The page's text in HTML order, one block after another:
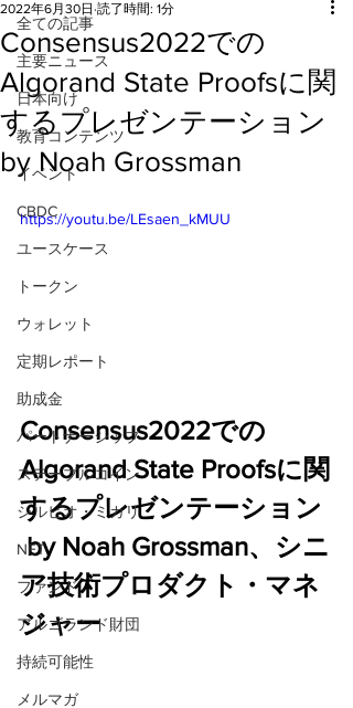
全ての記事
主要ニュース
日本向け
教育コンテンツ
イベント
CBDC
ユースケース
トークン
ウォレット
定期レポート
助成金
パートナーシップ
ステーブルコイン
シルビオ・ミカリ
NFT
ファンド
アルゴランド財団
持続可能性
メルマガ
Consensus2022での
Algorand State Proofsに関
するプレゼンテーション
by Noah Grossman
2022年6月30日 読了時間: 1分
https://youtu.be/LEsaen_kMUU
Consensus2022での
Algorand State Proofsに関
するプレゼンテーション
by Noah Grossman、シニ
ア技術プロダクト・マネ
ジャー